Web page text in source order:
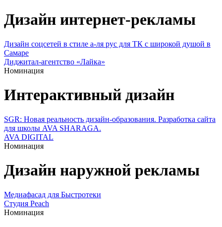
Дизайн интернет-рекламы
Дизайн соцсетей в стиле а-ля рус для ТК с широкой душой в
Самаре
Диджитал-агентство «Лайка»
Номинация
Интерактивный дизайн
SGR: Новая реальность дизайн-образования. Разработка сайта
для школы AVA SHARAGA.
AVA DIGITAL
Номинация
Дизайн наружной рекламы
Медиафасад для Быстротеки
Студия Peach
Номинация